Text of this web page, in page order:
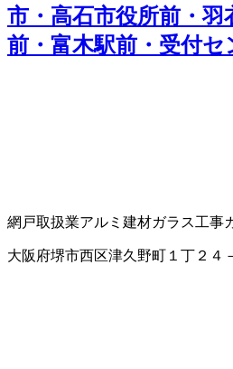
市・高石市役所前・羽
前・富木駅前・受付セ
網戸取扱業アルミ建材ガラス工事
大阪府堺市西区津久野町１丁２４